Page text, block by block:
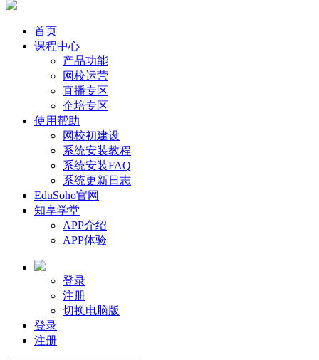
首页
课程中心
产品功能
网校运营
直播专区
企培专区
使用帮助
网校初建设
系统安装教程
系统安装FAQ
系统更新日志
EduSoho官网
知享学堂
APP介绍
APP体验
登录
注册
切换电脑版
登录
注册